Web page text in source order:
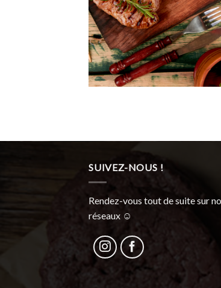
SUIVEZ-NOUS !
Rendez-vous tout de suite sur
réseaux ☺︎